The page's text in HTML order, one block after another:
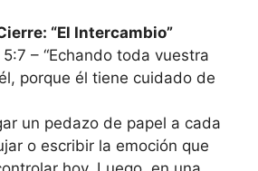
“El Intercambio”
– “Echando toda vuestra
porque él tiene cuidado de
un pedazo de papel a cada
o escribir la emoción que